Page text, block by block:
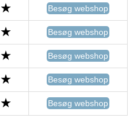
Besøg webshop
Besøg webshop
Besøg webshop
Besøg webshop
Besøg webshop